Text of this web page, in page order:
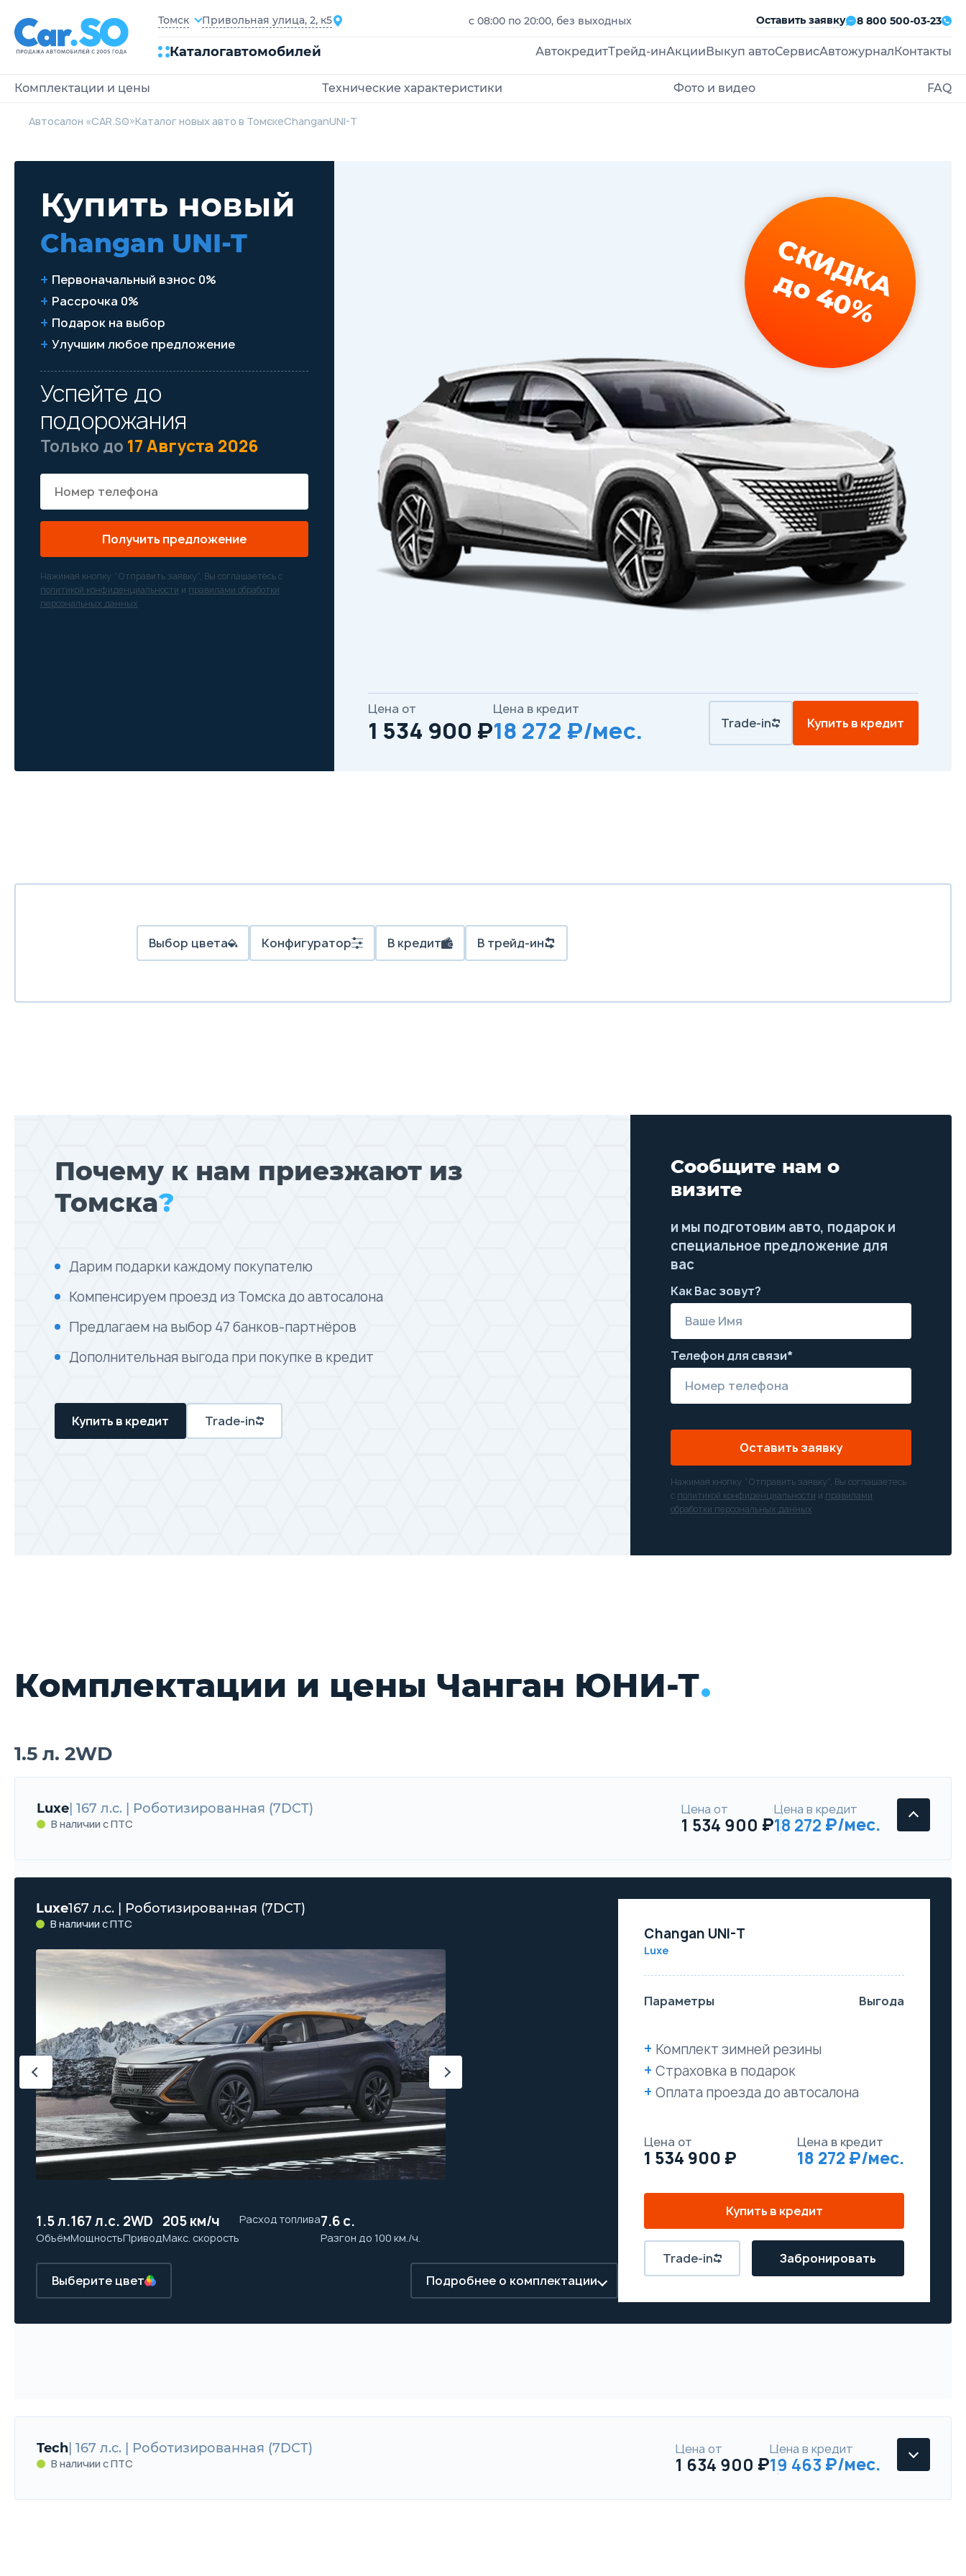
Томск Привольная улица, 2, к5 с 08:00 по 20:00, без выходных Оставить заявку 8 800 500-03-23
Каталогавтомобилей АвтокредитТрейд-инАкции Выкуп автоСервисАвтожурнал Контакты
Комплектации и цены Технические характеристики Фото и видео FAQ
Автосалон «CAR.SO»Каталог новых авто в ТомскеChanganUNI-T
Купить новый
Changan UNI-T
Первоначальный взнос 0%
Рассрочка 0%
Подарок на выбор
Улучшим любое предложение
Успейте до
подорожания
Только до 17 Августа 2026
Получить предложение
Нажимая кнопку “Отправить заявку”, Вы соглашаетесь с
политикой конфиденциальности и правилами обработки
персональных данных
СКИДКА
до 40%
Цена от
1 534 900 ₽
Цена в кредит
18 272 ₽/мес. Trade-in Купить в кредит
Выбор цвета Конфигуратор В кредит В трейд-ин
Почему к нам приезжают из
Томска?
Дарим подарки каждому покупателю
Компенсируем проезд из Томска до автосалона
Предлагаем на выбор 47 банков-партнёров
Дополнительная выгода при покупке в кредит
Купить в кредит Trade-in
Сообщите нам о
визите
и мы подготовим авто, подарок и
специальное предложение для
вас
Как Вас зовут?
Телефон для связи*
Оставить заявку
Нажимая кнопку “Отправить заявку”, Вы соглашаетесь
с политикой конфиденциальности и правилами
обработки персональных данных
Комплектации и цены Чанган ЮНИ-Т
1.5 л. 2WD
Luxe | 167 л.с. | Роботизированная (7DCT)
В наличии с ПТС
Цена от
1 534 900
Цена в кредит
18 272
Luxe167 л.с. | Роботизированная (7DCT)
В наличии с ПТС
1.5 л.
Объём
167 л.с.
Мощность
2WD
Привод
205 км/ч
Макс. скорость
Расход топлива7.6 с.
Разгон до 100 км./ч.
Выберите цвет Подробнее о комплектации
Changan UNI-T
Luxe
Параметры Выгода
Комплект зимней резины
Страховка в подарок
Оплата проезда до автосалона
Цена от
1 534 900
Цена в кредит
18 272
Купить в кредит
Trade-in Забронировать
Tech | 167 л.с. | Роботизированная (7DCT)
В наличии с ПТС
Цена от
1 634 900
Цена в кредит
19 463